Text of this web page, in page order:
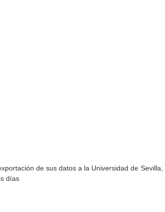
de sus datos a la Universidad de Sevilla,
días